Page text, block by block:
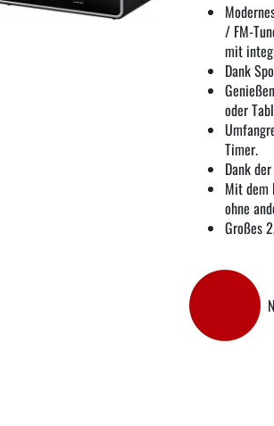
/ FM-
mit
Dank
oder
Timer.
Dank
Mit dem
ohne
Großes